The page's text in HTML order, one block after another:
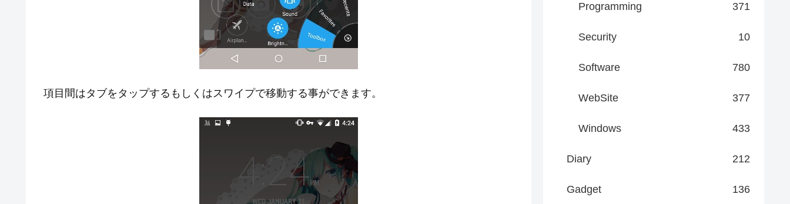
項目間はタブをタップするもしくはスワイプで移動する事ができます。
Programming 371
Security 10
Software 780
WebSite 377
Windows 433
Diary 212
Gadget 136